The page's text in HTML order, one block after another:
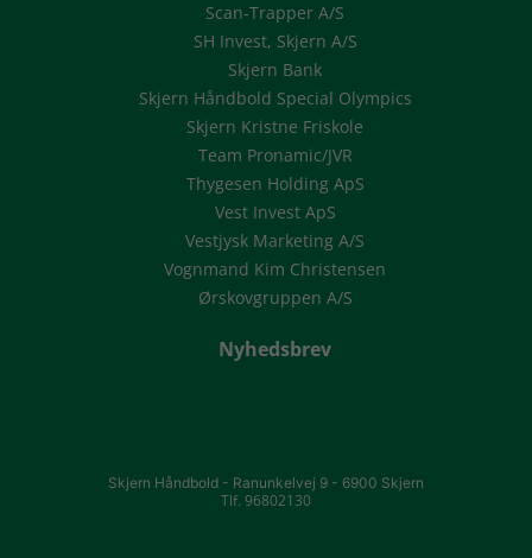
Scan-Trapper A/S
SH Invest, Skjern A/S
Skjern Bank
Skjern Håndbold Special Olympics
Skjern Kristne Friskole
Team Pronamic/JVR
Thygesen Holding ApS
Vest Invest ApS
Vestjysk Marketing A/S
Vognmand Kim Christensen
Ørskovgruppen A/S
Nyhedsbrev
Skjern Håndbold - Ranunkelvej 9 - 6900 Skjern
Tlf. 96802130